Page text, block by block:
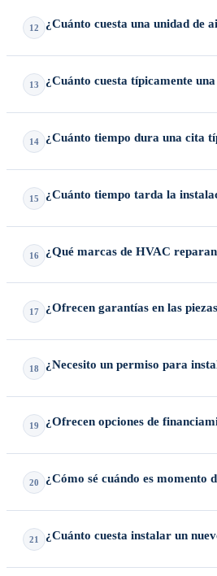
12 ¿Cuánto cuesta una unidad de
de eficiencia.
13 ¿Cuánto cuesta típicamente
reparaciones de componentes
14 ¿Cuánto tiempo dura una cita
15 ¿Cuánto tiempo tarda la
16 ¿Qué marcas de HVAC
17 ¿Ofrecen garantías en las
18 ¿Necesito un permiso para
cumplimiento de los códigospor
19 ¿Ofrecen opciones de
20 ¿Cómo sé cuándo es momento
estándares actuales del
21 ¿Cuánto cuesta instalar un